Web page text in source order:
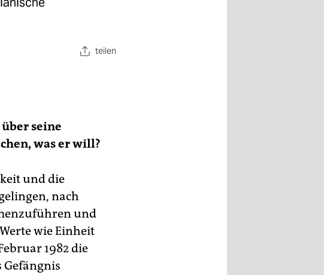
teilen
seine
was er will?
und die
nach
und
wie Einheit
1982 die